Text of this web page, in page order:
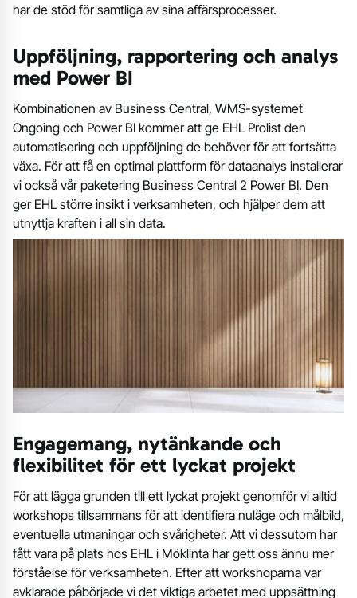
har de stöd för samtliga av sina affärsprocesser.
Uppföljning, rapportering och analys
med Power BI
Kombinationen av Business Central, WMS-systemet
Ongoing och Power BI kommer att ge EHL Prolist den
automatisering och uppföljning de behöver för att fortsätta
växa. För att få en optimal plattform för dataanalys installerar
vi också vår paketering Business Central 2 Power BI. Den
ger EHL större insikt i verksamheten, och hjälper dem att
utnyttja kraften i all sin data.
Engagemang, nytänkande och
flexibilitet för ett lyckat projekt
För att lägga grunden till ett lyckat projekt genomför vi alltid
workshops tillsammans för att identifiera nuläge och målbild,
eventuella utmaningar och svårigheter. Att vi dessutom har
fått vara på plats hos EHL i Möklinta har gett oss ännu mer
förståelse för verksamheten. Efter att workshoparna var
avklarade påbörjade vi det viktiga arbetet med uppsättning